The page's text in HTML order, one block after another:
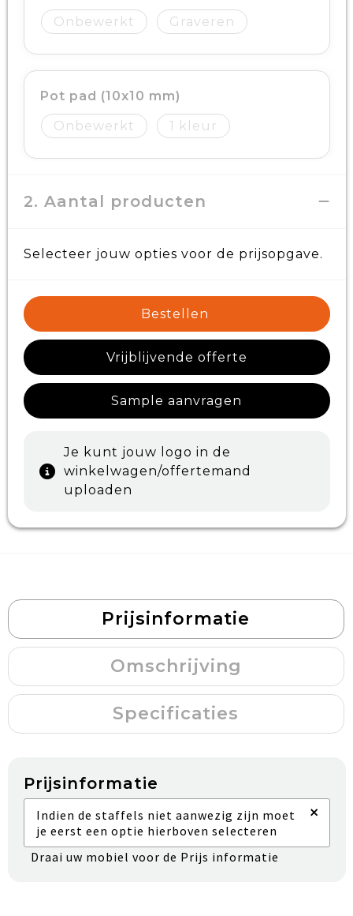
Onbewerkt
Graveren
Pot pad (10x10 mm)
Onbewerkt
1
2. Aantal producten
Selecteer jouw opties voor de prijsopgave.
Bestellen
Vrijblijvende offerte
Sample aanvragen
Je kunt jouw logo in de
winkelwagen/offertemand
uploaden
Prijsinformatie
Omschrijving
Specificaties
Prijsinformatie
Indien de staffels niet aanwezig zijn moet
je eerst een optie hierboven selecteren
×
Draai uw mobiel voor de Prijs informatie